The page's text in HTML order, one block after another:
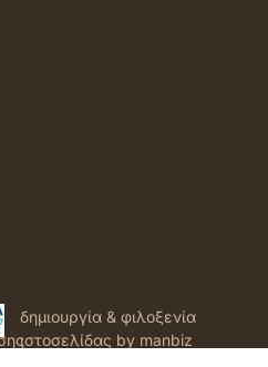
δημιουργία & φιλοξενία
ιστοσελίδας by manbiz